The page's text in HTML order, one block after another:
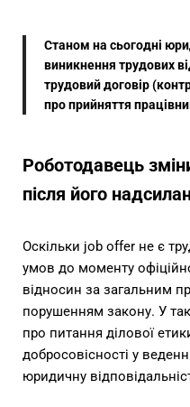
Станом на сьогодні
виникнення трудових
трудовий договір
про прийняття
Роботодавець
після його
Оскільки job offer не є
умов до моменту
відносин за загальним
порушенням закону. У
про питання ділової
добросовісності у
юридичну